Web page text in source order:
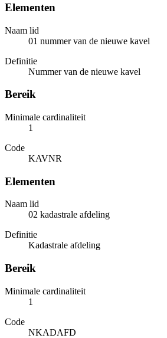
Elementen
Naam lid
01 nummer van de nieuwe kavel
Definitie
Nummer van de nieuwe kavel
Bereik
Minimale cardinaliteit
1
Code
KAVNR
Elementen
Naam lid
02 kadastrale afdeling
Definitie
Kadastrale afdeling
Bereik
Minimale cardinaliteit
1
Code
NKADAFD